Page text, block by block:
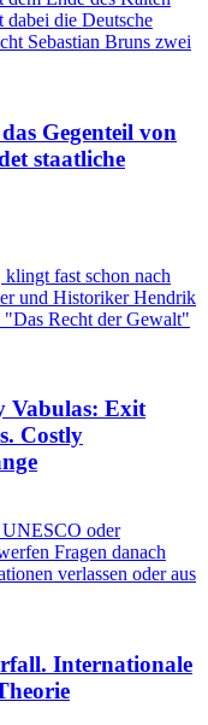
die Deutsche
Sebastian Bruns zwei
Gegenteil von
staatliche
fast schon nach
und Historiker Hendrik
Recht der Gewalt"
Vabulas: Exit
Costly
oder
Fragen danach
verlassen oder aus
Internationale